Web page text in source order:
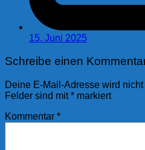
15. Juni 2025
Schreibe einen
Deine E-Mail-Adresse wird
Felder sind mit* markiert
Kommentar *